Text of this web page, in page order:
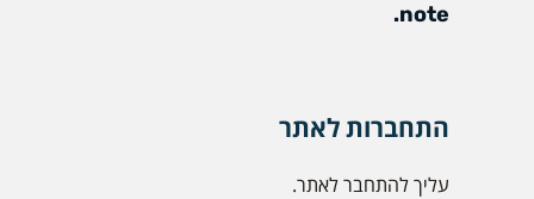
note.
התחברות לאתר
עליך להתחבר לאתר.